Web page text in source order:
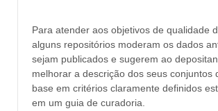
Para atender aos objetivos de qualidade
alguns repositórios moderam os dados
sejam publicados e sugerem ao
melhorar a descrição dos seus conjuntos
base em critérios claramente definidos
em um guia de curadoria.